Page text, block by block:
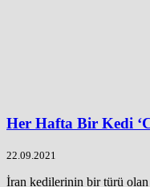
Her Hafta Bir Kedi
22.09.2021
İran kedilerinin bir türü